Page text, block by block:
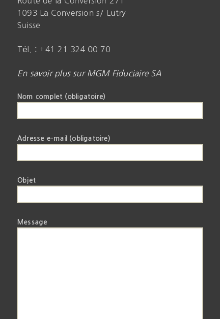
1093 La Conversion s/ Lutry
Suisse
Tél. : +41 21 324 00 70
En savoir plus sur MGM Fiduciaire SA
Nom complet (obligatoire)
Adresse e-mail (obligatoire)
Objet
Message